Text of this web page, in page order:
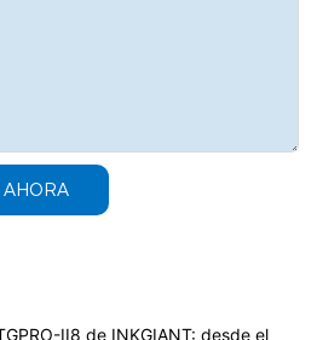
AHORA
II8 de INKGIANT: desde el